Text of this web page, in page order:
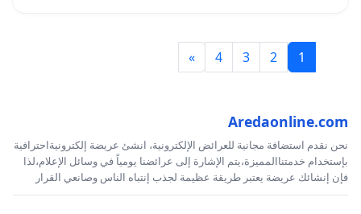
1
2
3
4
»
Aredaonline.com
نحن نقدم استضافة مجانية للعرائض الإلكترونية، انشئ عريضة إلكترونيةاحترافية
بإستخدام خدمتناالمميزة،يتم الإشارة إلى عرائضنا يومياً في وسائل الإعلام،لذا
فإن إنشائك عريضة يعتبر طريقة عظيمة لجذب إنتباه الناس وصانعي القرار